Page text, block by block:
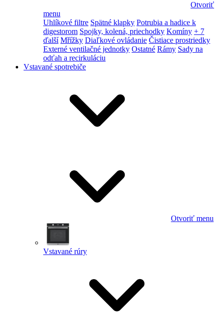
Otvoriť
menu
Uhlíkové filtre Spätné klapky Potrubia a hadice k
digestorom Spojky, kolená, priechodky Komíny + 7
ďalší Mřížky Diaľkové ovládanie Čistiace prostriedky
Externé ventilačné jednotky Ostatné Rámy Sady na
odťah a recirkuláciu
Vstavané spotrebiče
Otvoriť menu
Vstavané rúry